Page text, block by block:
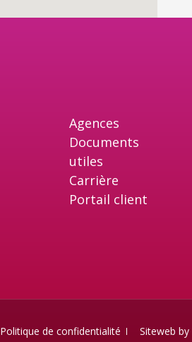
Agences
Documents
utiles
Carrière
Portail client
Politique de confidentialité Siteweb by